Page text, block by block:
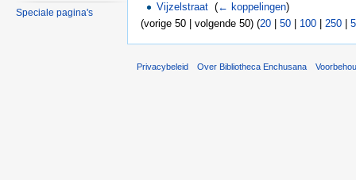
Vijzelstraat ‎(← koppelingen)
(vorige 50 | volgende 50) (20 | 50 | 100 | 250 |
Speciale pagina's
Privacybeleid Over Bibliotheca Enchusana